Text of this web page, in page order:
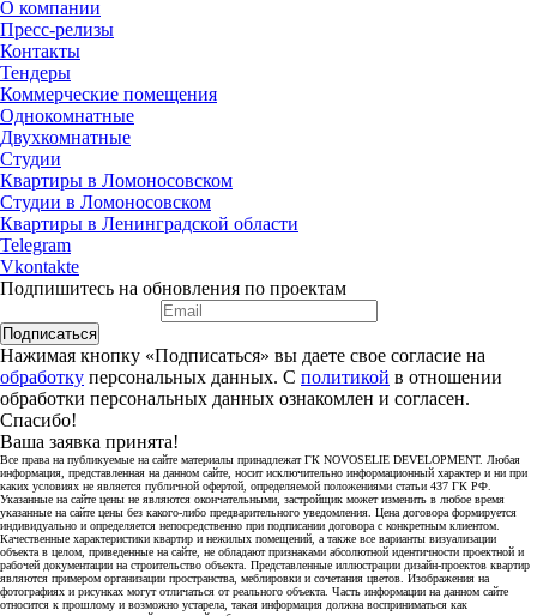
О компании
Пресс-релизы
Контакты
Тендеры
Коммерческие помещения
Однокомнатные
Двухкомнатные
Студии
Квартиры в Ломоносовском
Студии в Ломоносовском
Квартиры в Ленинградской области
Telegram
Vkontakte
Подпишитесь на обновления по проектам
Подписаться
Нажимая кнопку «Подписаться» вы даете свое согласие на
обработку персональных данных. С политикой в отношении
обработки персональных данных ознакомлен и согласен.
Спасибо!
Ваша заявка принята!
Все права на публикуемые на сайте материалы принадлежат ГК NOVOSELIE DEVELOPMENT. Любая
информация, представленная на данном сайте, носит исключительно информационный характер и ни при
каких условиях не является публичной офертой, определяемой положениями статьи 437 ГК РФ.
Указанные на сайте цены не являются окончательными, застройщик может изменить в любое время
указанные на сайте цены без какого-либо предварительного уведомления. Цена договора формируется
индивидуально и определяется непосредственно при подписании договора с конкретным клиентом.
Качественные характеристики квартир и нежилых помещений, а также все варианты визуализации
объекта в целом, приведенные на сайте, не обладают признаками абсолютной идентичности проектной и
рабочей документации на строительство объекта. Представленные иллюстрации дизайн-проектов квартир
являются примером организации пространства, меблировки и сочетания цветов. Изображения на
фотографиях и рисунках могут отличаться от реального объекта. Часть информации на данном сайте
относится к прошлому и возможно устарела, такая информация должна восприниматься как